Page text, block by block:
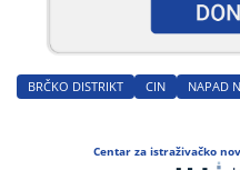
BRČKO DISTRIKT CIN NAPAD
Centar za istraživačko